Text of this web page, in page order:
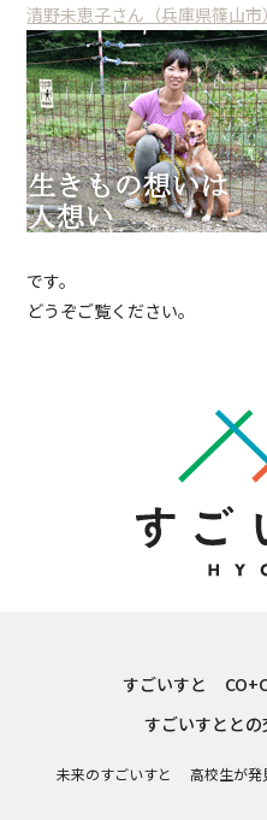
清野未恵子さん（兵庫県篠山市）
です。
どうぞご覧ください。
すごいすと
すごいすとと
未来のすごいすと 高校生が発